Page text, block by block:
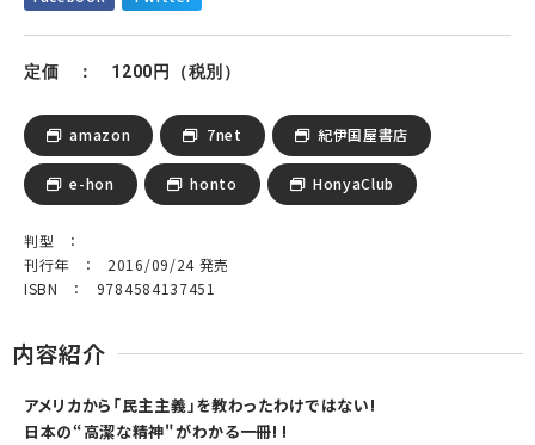
定価 ： 1200円（税別）
amazon 7net 紀伊国屋書店
e-hon honto HonyaClub
判型 ：
刊行年 ： 2016/09/24 発売
ISBN ： 9784584137451
内容紹介
アメリカから「民主主義」を教わったわけではない!
日本の“高潔な精神"がわかる一冊! !